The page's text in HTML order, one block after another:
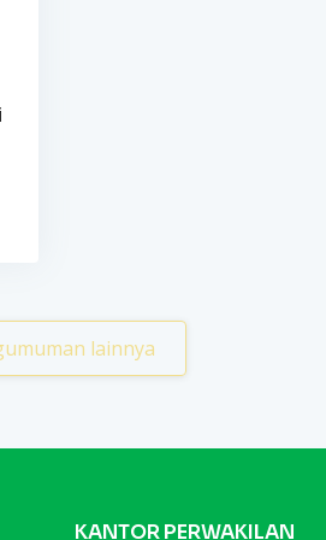
lainnya
KANTOR PERWAKILAN